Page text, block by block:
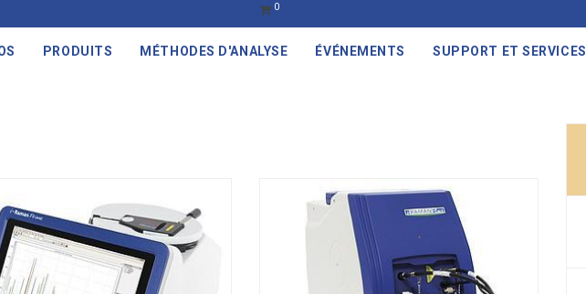
0
PRODUITS MÉTHODES D'ANALYSE ÉVÉNEMENTS SUPPORT ET SERVICES